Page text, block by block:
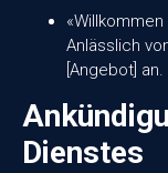
Anlässlich
[Angebot]
Dienstes